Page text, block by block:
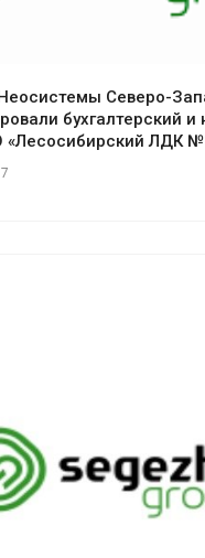
Северо-
бухгалтерский и
«Лесосибирский ЛДК
Смотреть проект